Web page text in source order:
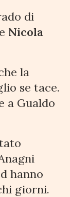
di
e Nicola
la
se tace.
a Gualdo
hanno
giorni.